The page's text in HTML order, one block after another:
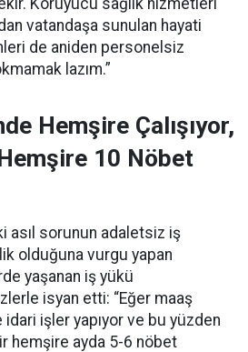
vatandaşa sunulan hayati
de aniden personelsiz
lazım.”
Hemşire Çalışıyor,
10 Nöbet
asıl sorunun adaletsiz iş
olduğuna vurgu yapan
yaşanan iş yükü
isyan etti: “Eğer maaş
işler yapıyor ve bu yüzden
hemşire ayda 5-6 nöbet